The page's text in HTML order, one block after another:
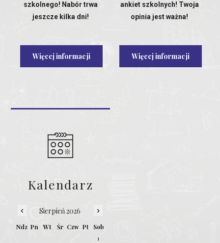
szkolnego! Nabór trwa
jeszcze kilka dni!
Więcej informacji
ankiet szkolnych! Twoja
opinia jest ważna!
Więcej informacji
Kalendarz
‹ Sierpień 2026 ›
Ndz Pn Wt Śr Czw Pt
Sob
1